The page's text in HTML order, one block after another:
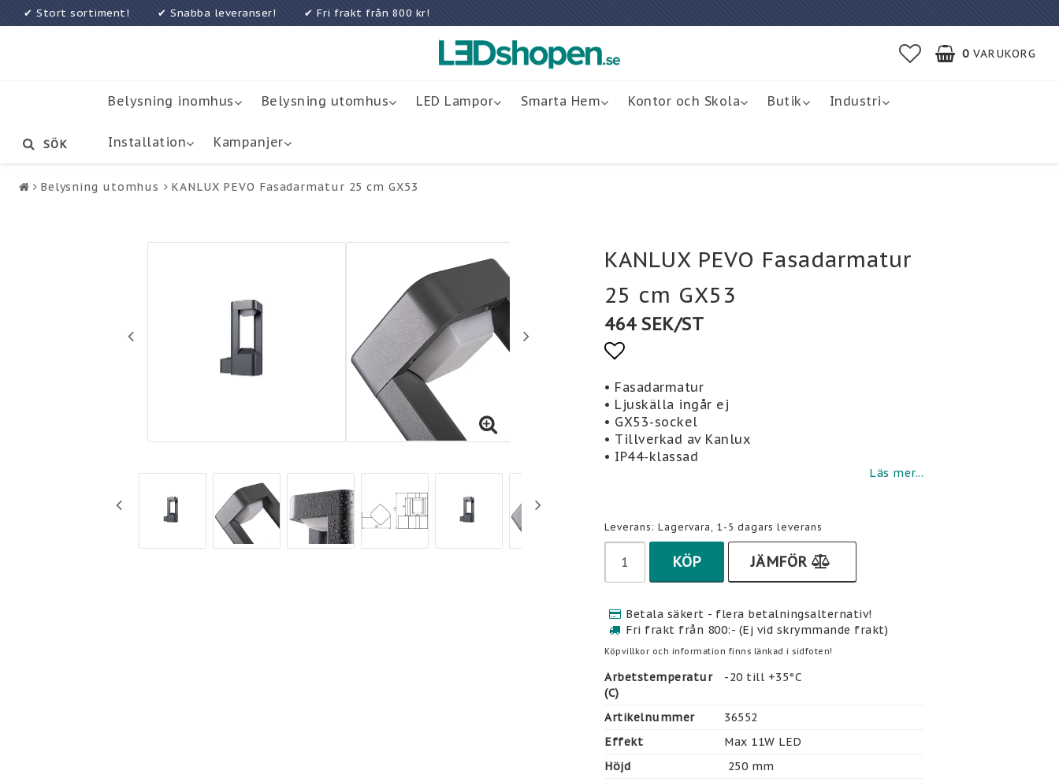
✔ Stort sortiment! ✔ Snabba leveranser! ✔ Fri frakt från 800 kr!
0 VARUKORG
Belysning inomhus Belysning utomhus LED Lampor Smarta Hem Kontor och Skola Butik Industri
Installation Kampanjer
SÖK
Belysning utomhus KANLUX PEVO Fasadarmatur 25 cm GX53
KANLUX PEVO Fasadarmatur
25 cm GX53
464 SEK/ST
Lägg till i favoritlistan
• Fasadarmatur
• Ljuskälla ingår ej
• GX53-sockel
• Tillverkad av Kanlux
• IP44-klassad
Läs mer...
Leverans: Lagervara, 1-5 dagars leverans
KÖP JÄMFÖR
Betala säkert - flera betalningsalternativ!
Fri frakt från 800:- (Ej vid skrymmande frakt)
Köpvillkor och information finns länkad i sidfoten!
Arbetstemperatur
(C)
-20 till +35°C
Artikelnummer
36552
Effekt
Max 11W LED
Höjd
250 mm